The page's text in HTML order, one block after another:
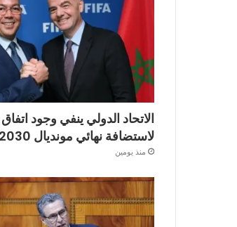
الاتحاد الدولي ينفي وجود
لاستضافة نهائي مونديال 2030
منذ يومين